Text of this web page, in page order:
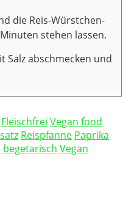
die Reis-Würstchen-
stehen lassen.
Salz abschmecken und
Fleischfrei Vegan food
Reispfanne Paprika
begetarisch Vegan